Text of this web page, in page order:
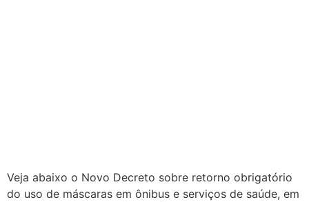
Veja abaixo o Novo Decreto sobre retorno obrigatório
do uso de máscaras em ônibus e serviços de saúde, em